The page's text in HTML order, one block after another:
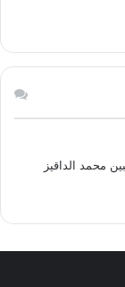
محمد الداقيز